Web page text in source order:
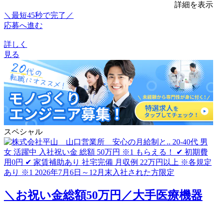
詳細を表示
＼最短45秒で完了／
応募へ進む
詳しく
見る
スペシャル
＼お祝い金総額50万円／大手医療機器